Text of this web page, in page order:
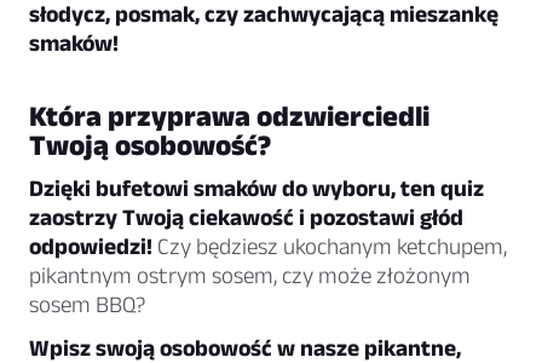
słodycz, posmak, czy zachwycającą mieszankę
smaków!
Która przyprawa odzwierciedli
Twoją osobowość?
Dzięki bufetowi smaków do wyboru, ten quiz
zaostrzy Twoją ciekawość i pozostawi głód
odpowiedzi! Czy będziesz ukochanym ketchupem,
pikantnym ostrym sosem, czy może złożonym
sosem BBQ?
Wpisz swoją osobowość w nasze pikantne,